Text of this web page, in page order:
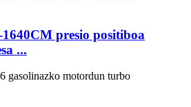
presio positiboa
...